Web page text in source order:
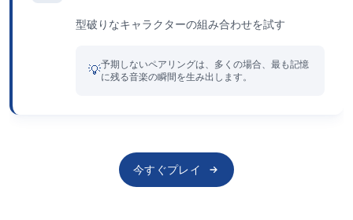
型破りなキャラクターの組み合わせを試す
💡予期しないペアリングは、多くの場合、最も記憶
に残る音楽の瞬間を生み出します。
今すぐプレイ